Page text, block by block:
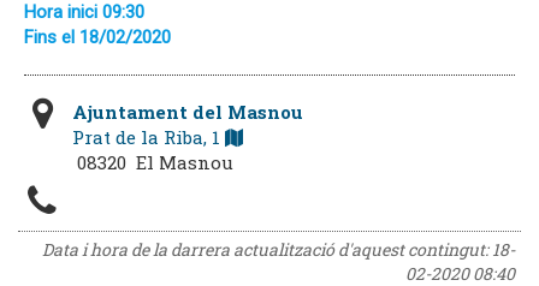
Hora inici 09:30
Fins el 18/02/2020
Ajuntament del Masnou
Prat de la Riba, 1
08320 El Masnou
Data i hora de la darrera actualització d'aquest contingut:18-
02-2020 08:40